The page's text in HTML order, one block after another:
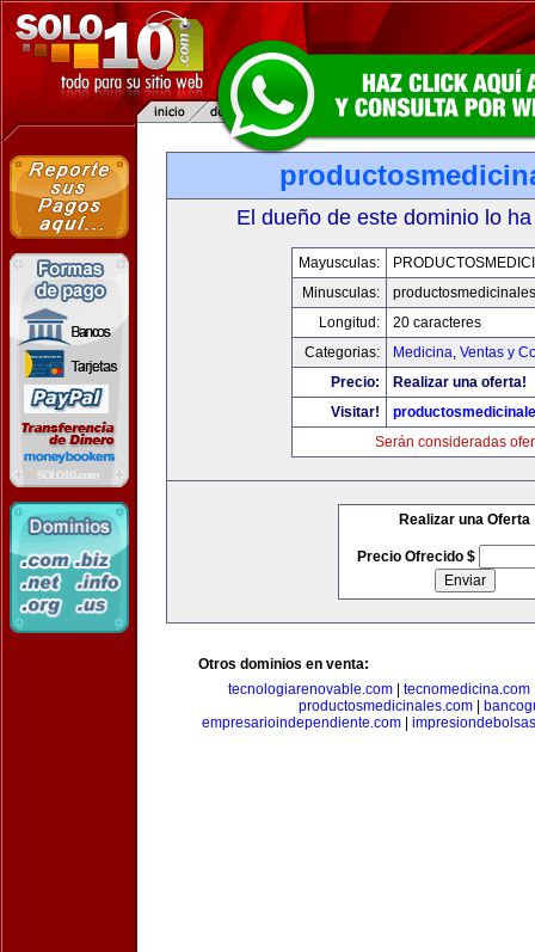
El dueño de este dominio lo
Mayusculas:
Minusculas:
Longitud:
20 caracteres
Categorias:
Medicina, Ventas y
Precio:
Realizar una oferta!
Visitar!
Serán consideradas
Realizar una Oferta
Precio Ofrecido $
Otros dominios en venta:
tecnologiarenovable.com
tecnomedicina.com
productosmedicinales.com|
empresarioindependiente.com